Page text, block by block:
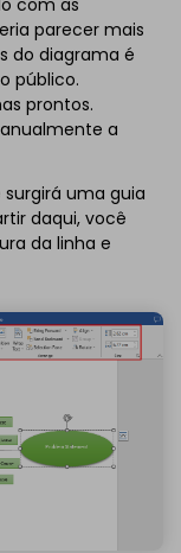
parecer mais
do diagrama é
público.
prontos.
a
uma guia
daqui, você
da linha e